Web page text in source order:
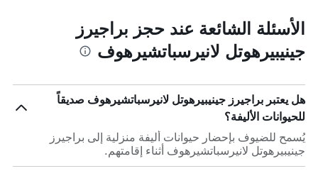
الأسئلة الشائعة عند حجز براجيرز
جينيبيرهوتل لانيرسباتشيرهوف
هل يعتبر براجيرز جينيبيرهوتل لانيرسباتشيرهوف صديقاً
للحيوانات الأليفة؟
يُسمح للضيوف بإحضار حيوانات أليفة منزلية إلى براجيرز
جينيبيرهوتل لانيرسباتشيرهوف أثناء إقامتهم.